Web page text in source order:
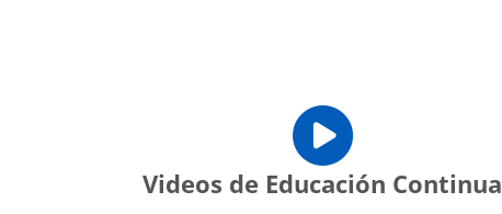
Videos de Educación Continua